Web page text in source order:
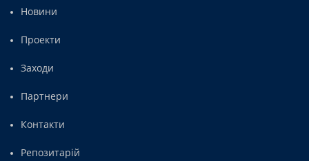
Новини
Проекти
Заходи
Партнери
Контакти
Репозитарій